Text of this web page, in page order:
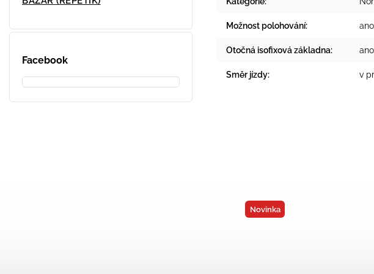
Facebook
Možnost polohování: ano
Otočná isofixová základna: ano
Směr jízdy: v
Novinka